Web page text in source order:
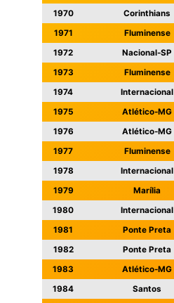
1970
Corinthians
1971
Fluminense
1972
Nacional-SP
1973
Fluminense
1974
Internacional
1975
Atlético-MG
1976
Atlético-MG
1977
Fluminense
1978
Internacional
1979
Marília
1980
Internacional
1981
Ponte Preta
1982
Ponte Preta
1983
Atlético-MG
1984
Santos